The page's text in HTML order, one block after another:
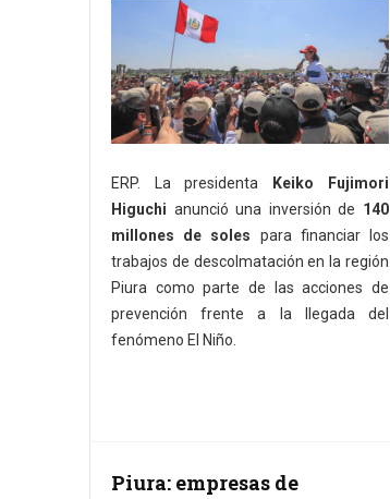
ERP. La presidenta
Keiko Fujimori
Higuchi anunció una inversión de 140
millones de soles para financiar los
trabajos de descolmatación en la región
Piura como parte de las acciones de
prevención frente a la llegada del
fenómeno El Niño.
Piura: empresas de